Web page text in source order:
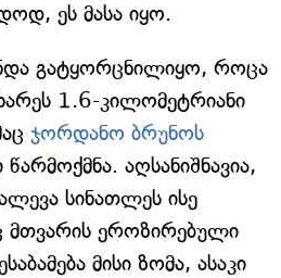
ეს მასა იყო.
გატყორცნილიყო, როცა
1.6-კილომეტრიანი
ჯორდანო ბრუნოს
აღსანიშნავია,
სინათლეს ისე
ეროზირებული
მისი ზომა, ასაკი